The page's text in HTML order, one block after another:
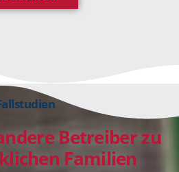
Betreiber zu
Familien